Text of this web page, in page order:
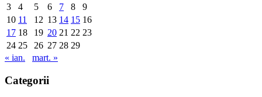
3
4 5 6 7 8
9
10 11 12 13 14 15 16
17 18 19 20 21 22 23
24 25 26 27 28 29
« ian.
mart. »
Categorii